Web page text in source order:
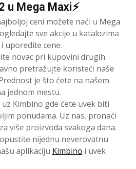
u Mega Maxi⚡
ceni možete naći u Mega
sve akcije u katalozima
uporedite cene.
novac pri kupovini drugih
pretražujte koristeći naše
je što ćete na našem
jednom mestu.
Kimbino gde ćete uvek biti
ponudama. Uz nas, pronaći
više proizvoda svakoga dana.
nijednu neverovatnu
aplikaciju Kimbino i uvek